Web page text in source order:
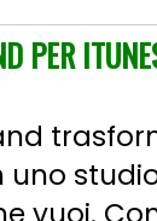
PER
uno